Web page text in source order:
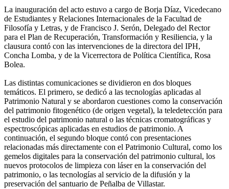
La inauguración del acto estuvo a cargo de Borja Díaz, Vicedecano
de Estudiantes y Relaciones Internacionales de la Facultad de
Filosofía y Letras, y de Francisco J. Serón, Delegado del Rector
para el Plan de Recuperación, Transformación y Resiliencia, y la
clausura contó con las intervenciones de la directora del IPH,
Concha Lomba, y de la Vicerrectora de Política Científica, Rosa
Bolea.
Las distintas comunicaciones se dividieron en dos bloques
temáticos. El primero, se dedicó a las tecnologías aplicadas al
Patrimonio Natural y se abordaron cuestiones como la conservación
del patrimonio fitogenético (de origen vegetal), la teledetección para
el estudio del patrimonio natural o las técnicas cromatográficas y
espectroscópicas aplicadas en estudios de patrimonio. A
continuación, el segundo bloque contó con presentaciones
relacionadas más directamente con el Patrimonio Cultural, como los
gemelos digitales para la conservación del patrimonio cultural, los
nuevos protocolos de limpieza con láser en la conservación del
patrimonio, o las tecnologías al servicio de la difusión y la
preservación del santuario de Peñalba de Villastar.